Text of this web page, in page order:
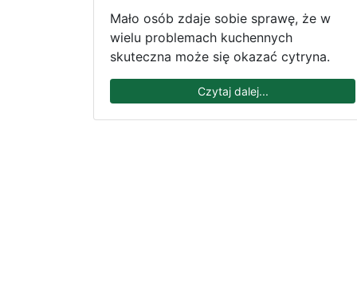
Mało osób zdaje sobie sprawę, że w
wielu problemach kuchennych
skuteczna może się okazać cytryna.
Czytaj dalej...